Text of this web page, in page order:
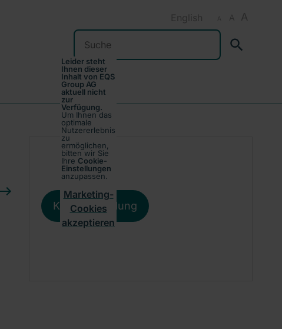
A A A
English
Suchen
Leider steht
Ihnen dieser
Inhalt von EQS
Group AG
aktuell nicht
zur
Verfügung.
Um Ihnen das
optimale
Nutzererlebnis
zu
ermöglichen,
bitten wir Sie
Ihre Cookie-
Einstellungen
anzupassen.
Marketing-
Cookies
akzeptieren
Kursentwicklung